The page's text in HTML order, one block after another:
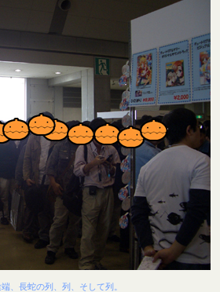
、長蛇の列、列、そして列。